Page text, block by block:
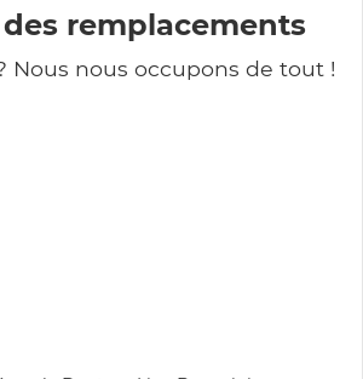
remplacements
Nous nous occupons de tout !